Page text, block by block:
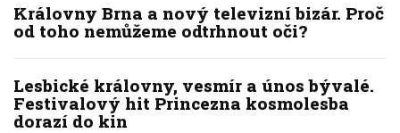
Královny Brna a nový televizní bizár. Proč
od toho nemůžeme odtrhnout oči?
Lesbické královny, vesmír a únos bývalé.
Festivalový hit Princezna kosmolesba
dorazí do kin